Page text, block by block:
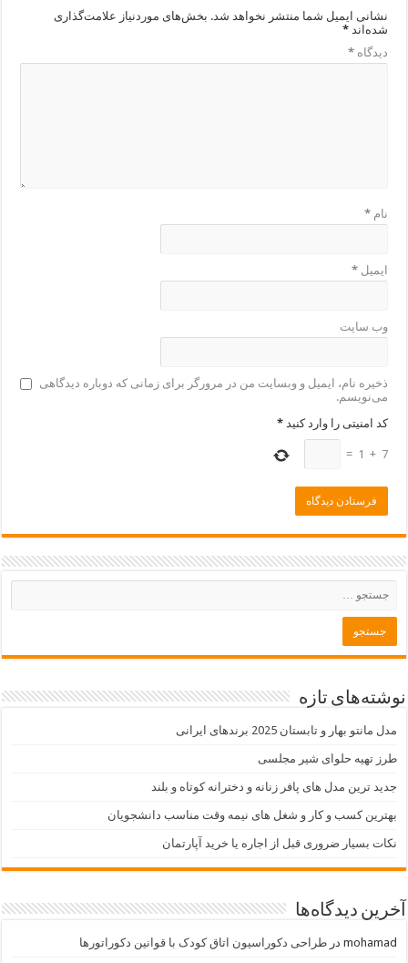
نشانی ایمیل شما منتشر نخواهد شد. بخش‌های موردنیاز علامت‌گذاری
شده‌اند*
دیدگاه*
نام*
ایمیل*
وب‌ سایت
ذخیره نام، ایمیل و وبسایت من در مرورگر برای زمانی که دوباره دیدگاهی
می‌نویسم.
کد امنیتی را وارد کنید *
7
+
1
=
نوشته‌های تازه
مدل مانتو بهار و تابستان 2025 برندهای ایرانی
طرز تهیه حلوای شیر مجلسی
جدید ترین مدل های پافر زنانه و دخترانه کوتاه و بلند
بهترین کسب و کار و شغل های نیمه وقت مناسب دانشجویان
نکات بسیار ضروری قبل از اجاره یا خرید آپارتمان
آخرین دیدگاه‌ها
mohamad درطراحی دکوراسیون اتاق کودک با قوانین دکوراتورها